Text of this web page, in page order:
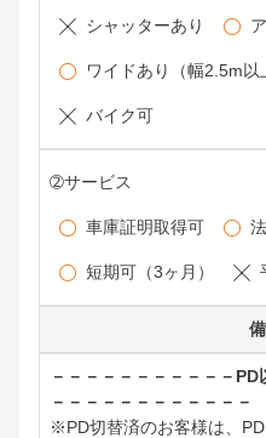
シャッターあり
ワイドあり（幅2.5m以
バイク可
➁サービス
車庫証明取得可
短期可（3ヶ月）
－－－－－－－－－－－
－－－－－－－－－－－－
※PD切替済のお客様は、